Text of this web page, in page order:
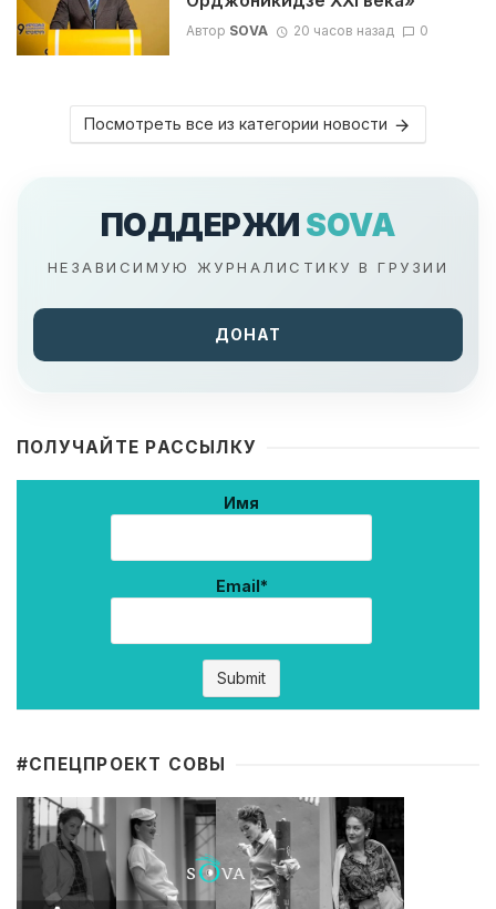
Автор SOVA 20 часов назад 0
Посмотреть все из категории новости
ПОДДЕРЖИ SOVA
НЕЗАВИСИМУЮ ЖУРНАЛИСТИКУ В ГРУЗИИ
ДОНАТ
ПОЛУЧАЙТЕ РАССЫЛКУ
Имя
Email*
#CПЕЦПРОЕКТ СОВЫ